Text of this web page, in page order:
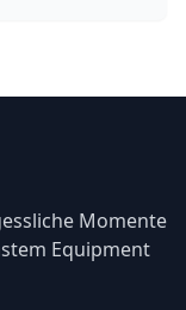
Momente
Equipment